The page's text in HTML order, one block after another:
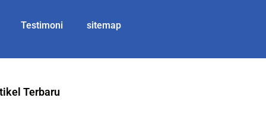
Testimoni sitemap
Terbaru